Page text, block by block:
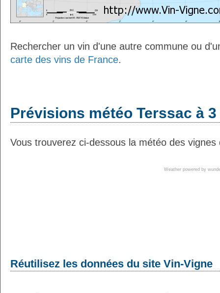
Rechercher un vin d'une autre commune ou
carte des vins de France.
Prévisions météo Terssac à
Vous trouverez ci-dessous la météo des
Weather powered by
Réutilisez les données du site Vin-Vigne